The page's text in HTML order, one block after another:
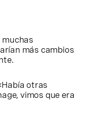
muchas
más cambios
otras
vimos que era